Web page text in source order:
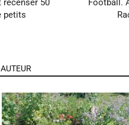
recenser 50
petits
Football.